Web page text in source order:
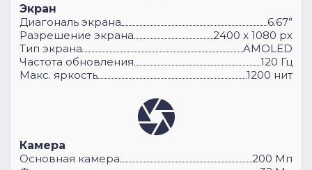
Экран
Диагональ экрана
6.67”
Разрешение экрана
2400 x 1080 px
Тип экрана
AMOLED
Частота обновления
120 Гц
Макс. яркость
1200 нит
Камера
Основная камера
200 Мп